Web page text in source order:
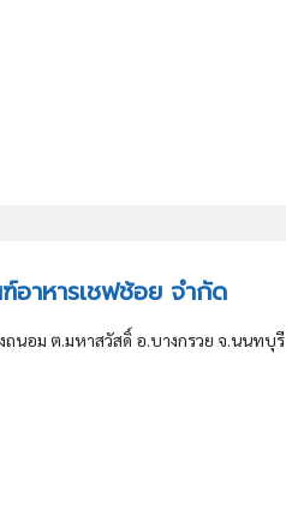
าหารเชฟช้อย จำกัด
นอม ต.มหาสวัสดิ์ อ.บางกรวย จ.นนทบุรี